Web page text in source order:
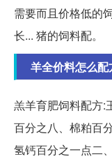
需要而且价格低的
长... 猪的饲料配。
羊全价料怎么配
羔羊育肥饲料配方:
百分之八、棉粕百
氢钙百分之一点二